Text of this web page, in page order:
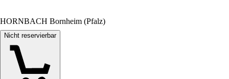
HORNBACH Bornheim (Pfalz)
Nicht reservierbar